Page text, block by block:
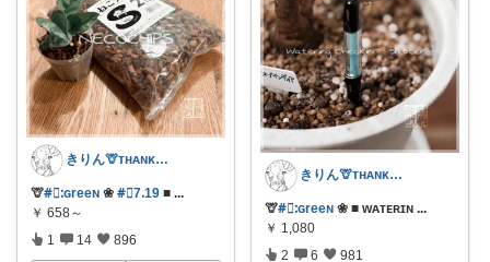
きりん🦒ᴛʜᴀɴᴋs ᴀʟᴡᴀʏs.
🦒#⃞ᱺɢreeɴ ❀ #⃞7ᱹ19 ■ ...
￥ 658～
1 14 896
きりん🦒ᴛʜᴀɴᴋs ᴀʟᴡᴀʏs.
🦒#⃞ᱺɢreeɴ ❀ ■ ᴡᴀᴛᴇʀɪɴ ...
￥ 1,080
2 6 981